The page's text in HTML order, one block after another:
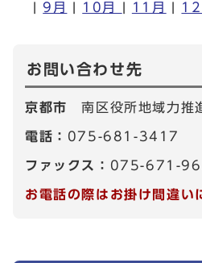
|9月 10月 11月 12
お問い合わせ先
京都市南区役所地域力推
電話： 075-681-3417
ファックス： 075-671-
お電話の際はお掛け間違い